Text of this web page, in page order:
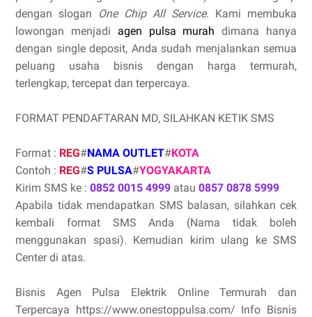
dengan slogan
One Chip All Service. Kami membuka
lowongan menjadi agen pulsa murah dimana hanya
dengan single deposit, Anda sudah menjalankan semua
peluang usaha bisnis dengan harga termurah,
terlengkap, tercepat dan terpercaya.
FORMAT PENDAFTARAN MD, SILAHKAN KETIK SMS
Format : REG#NAMA OUTLET#KOTA
Contoh : REG#S PULSA#YOGYAKARTA
Kirim SMS ke : 0852 0015 4999 atau 0857 0878 5999
Apabila tidak mendapatkan SMS balasan, silahkan cek
kembali format SMS Anda (Nama tidak boleh
menggunakan spasi). Kemudian kirim ulang ke SMS
Center di atas.
Bisnis Agen Pulsa Elektrik Online Termurah dan
Terpercaya https://www.onestoppulsa.com/ Info Bisnis